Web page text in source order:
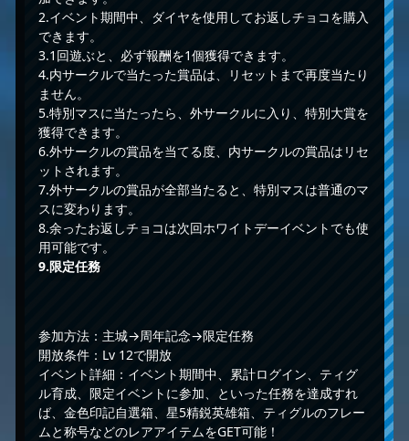
2.イベント期間中、ダイヤを使用してお返しチョコを購入
できます。
3.1回遊ぶと、必ず報酬を1個獲得できます。
4.内サークルで当たった賞品は、リセットまで再度当たり
ません。
5.特別マスに当たったら、外サークルに入り、特別大賞を
獲得できます。
6.外サークルの賞品を当てる度、内サークルの賞品はリセ
ットされます。
7.外サークルの賞品が全部当たると、特別マスは普通のマ
スに変わります。
8.余ったお返しチョコは次回ホワイトデーイベントでも使
用可能です。
9.限定任務
参加方法：主城→周年記念→限定任務
開放条件：Lv 12で開放
イベント詳細：イベント期間中、累計ログイン、ティグ
ル育成、限定イベントに参加、といった任務を達成すれ
ば、金色印記自選箱、星5精鋭英雄箱、ティグルのフレー
ムと称号などのレアアイテムをGET可能！